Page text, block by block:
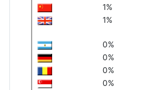
1%
1%
0%
0%
0%
0%